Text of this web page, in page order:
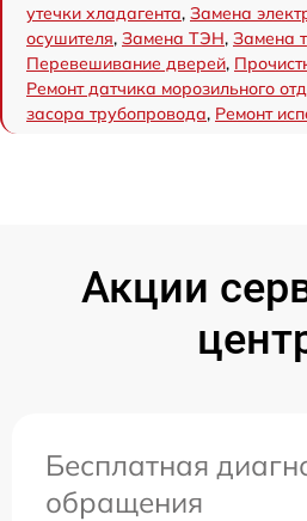
утечки хладагента, Замена
осушителя, Замена ТЭН, Замена
Перевешивание дверей,
Ремонт датчика морозильного
засора трубопровода, Ремонт
Акции
Бесплатная
обращения